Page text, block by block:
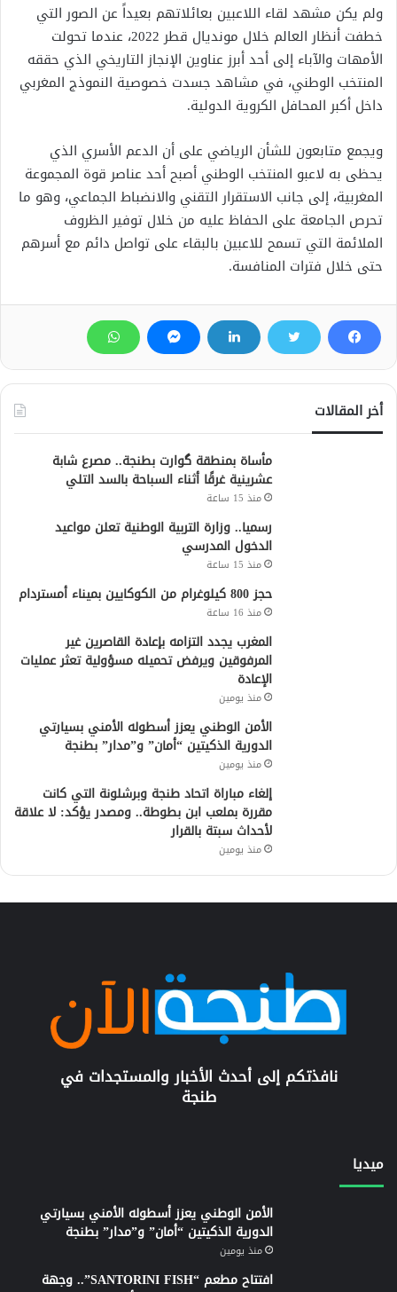
ولم يكن مشهد لقاء اللاعبين بعائلاتهم بعيداً عن الصور التي
خطفت أنظار العالم خلال مونديال قطر 2022، عندما تحولت
الأمهات والآباء إلى أحد أبرز عناوين الإنجاز التاريخي الذي حققه
المنتخب الوطني، في مشاهد جسدت خصوصية النموذج المغربي
داخل أكبر المحافل الكروية الدولية.
ويجمع متابعون للشأن الرياضي على أن الدعم الأسري الذي
يحظى به لاعبو المنتخب الوطني أصبح أحد عناصر قوة المجموعة
المغربية، إلى جانب الاستقرار التقني والانضباط الجماعي، وهو ما
تحرص الجامعة على الحفاظ عليه من خلال توفير الظروف
الملائمة التي تسمح للاعبين بالبقاء على تواصل دائم مع أسرهم
حتى خلال فترات المنافسة.
أخر المقالات
مأساة بمنطقة گوارت بطنجة.. مصرع شابة
عشرينية غرقًا أثناء السباحة بالسد التلي
منذ 15 ساعة
رسميا.. وزارة التربية الوطنية تعلن مواعيد
الدخول المدرسي
منذ 15 ساعة
حجز 800 كيلوغرام من الكوكايين بميناء أمستردام
منذ 16 ساعة
المغرب يجدد التزامه بإعادة القاصرين غير
المرفوقين ويرفض تحميله مسؤولية تعثر عمليات
الإعادة
منذ يومين
الأمن الوطني يعزز أسطوله الأمني بسيارتي
الدورية الذكيتين “أمان” و”مدار” بطنجة
منذ يومين
إلغاء مباراة اتحاد طنجة وبرشلونة التي كانت
مقررة بملعب ابن بطوطة.. ومصدر يؤكد: لا علاقة
لأحداث سبتة بالقرار
منذ يومين
نافذتكم إلى أحدث الأخبار والمستجدات في
طنجة
ميديا
الأمن الوطني يعزز أسطوله الأمني بسيارتي
الدورية الذكيتين “أمان” و”مدار” بطنجة
منذ يومين
افتتاح مطعم “SANTORINI FISH”.. وجهة